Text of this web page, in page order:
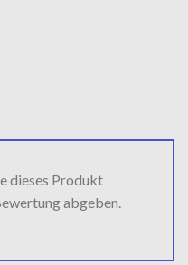
dieses Produkt
abgeben.